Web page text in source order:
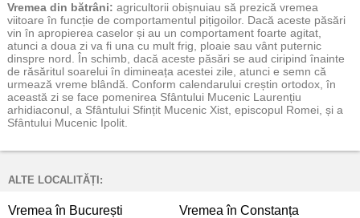
Vremea din bătrâni: agricultorii obișnuiau să prezică vremea
viitoare în funcție de comportamentul pițigoilor. Dacă aceste păsări
vin în apropierea caselor și au un comportament foarte agitat,
atunci a doua zi va fi una cu mult frig, ploaie sau vânt puternic
dinspre nord. În schimb, dacă aceste păsări se aud ciripind înainte
de răsăritul soarelui în dimineața acestei zile, atunci e semn că
urmează vreme blândă. Conform calendarului creștin ortodox, în
această zi se face pomenirea Sfântului Mucenic Laurențiu
arhidiaconul, a Sfântului Sfințit Mucenic Xist, episcopul Romei, și a
Sfântului Mucenic Ipolit.
ALTE LOCALITĂȚI:
Vremea în București Vremea în Constanța